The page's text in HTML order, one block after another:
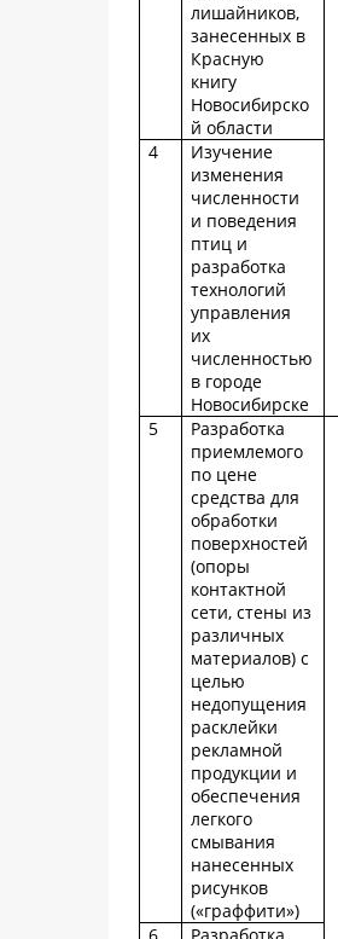
лишайников,
занесенных в
Красную
книгу
Новосибирско
й области
4
Изучение
изменения
численности
и поведения
птиц и
разработка
технологий
управления
их
численностью
в городе
Новосибирске
5
Разработка
приемлемого
по цене
средства для
обработки
поверхностей
(опоры
контактной
сети, стены из
различных
материалов) с
целью
недопущения
расклейки
рекламной
продукции и
обеспечения
легкого
смывания
нанесенных
рисунков
(«граффити»)